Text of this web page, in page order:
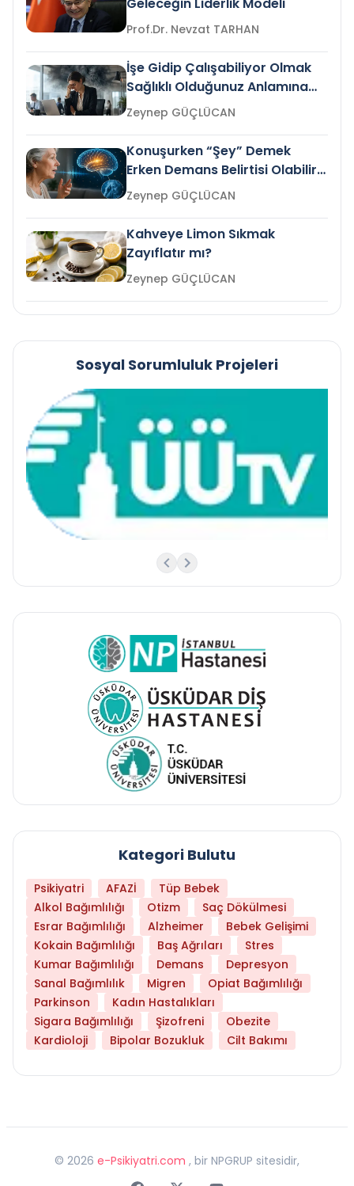
Prof.Dr. Nevzat TARHAN
İşe Gidip Çalışabiliyor Olmak
Sağlıklı Olduğunuz Anlamına
Gelir mi?Zeynep GÜÇLÜCAN
Konuşurken “Şey” Demek
Erken Demans Belirtisi Olabilir
mi?
Zeynep GÜÇLÜCAN
Kahveye Limon Sıkmak
Zayıflatır mı?
Zeynep GÜÇLÜCAN
Sosyal Sorumluluk Projeleri
Kategori Bulutu
Psikiyatri AFAZİ
Tüp Bebek
Alkol Bağımlılığı
Otizm
Saç Dökülmesi
Esrar Bağımlılığı
Alzheimer
Bebek Gelişimi
Kokain Bağımlılığı
Baş Ağrıları
Stres
Kumar Bağımlılığı
Demans
Depresyon
Sanal Bağımlılık
Migren
Opiat Bağımlılığı
Parkinson
Kadın Hastalıkları
Sigara Bağımlılığı
Şizofreni
Obezite
Kardioloji
Bipolar Bozukluk Cilt Bakımı
© 2026 e-Psikiyatri.com , bir NPGRUP sitesidir,